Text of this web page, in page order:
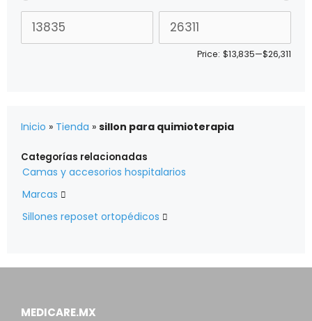
Price: $13,835—$26,311
Inicio » Tienda » sillon para quimioterapia
Categorías relacionadas
Camas y accesorios hospitalarios
Marcas 
Sillones reposet ortopédicos 
MEDICARE.MX